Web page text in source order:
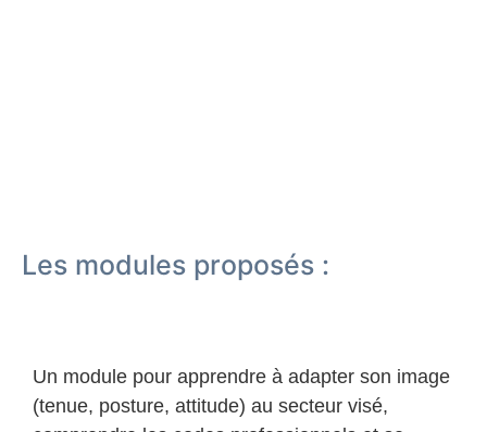
Les modules proposés :
Un module pour apprendre à adapter son image
(tenue, posture, attitude) au secteur visé,